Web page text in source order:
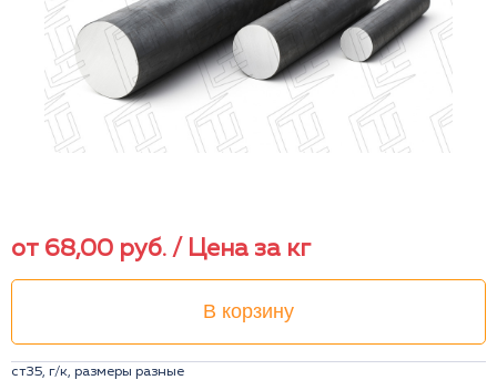
от 68,00 руб. / Цена за кг
В корзину
ст35, г/к, размеры разные